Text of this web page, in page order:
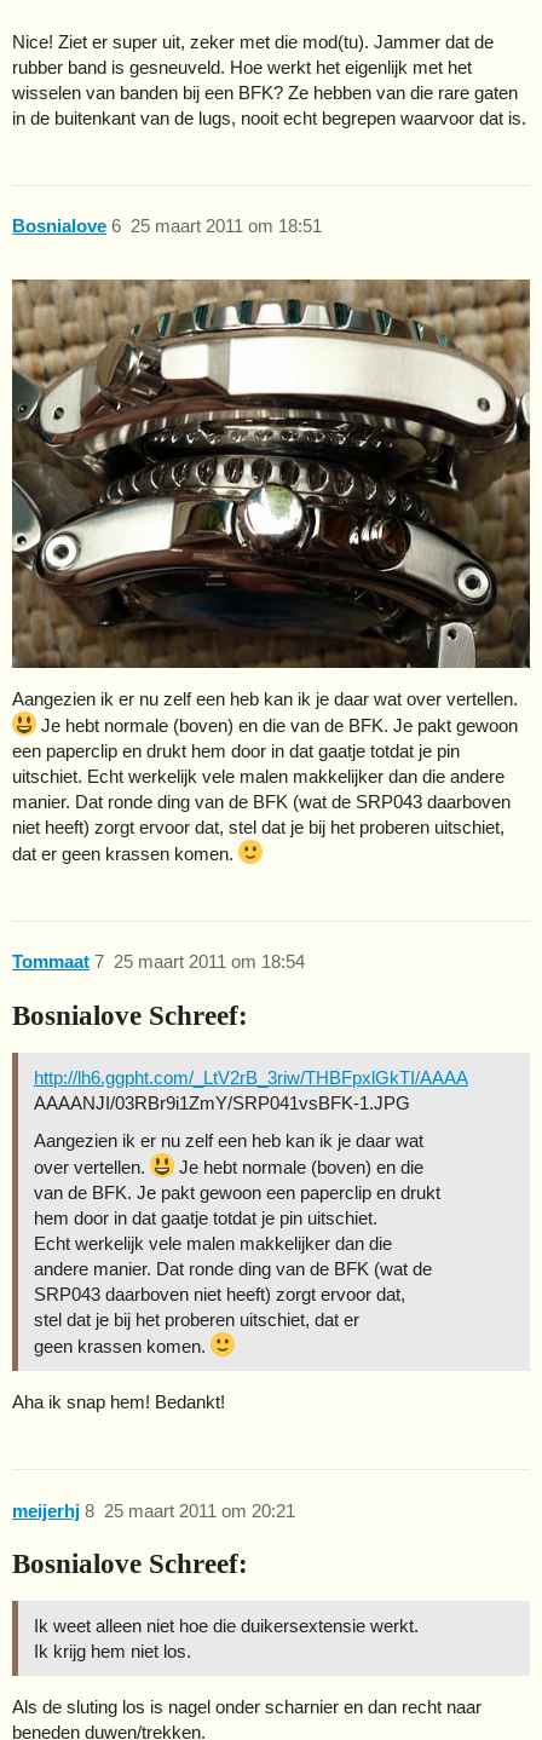
Nice! Ziet er super uit, zeker met die mod(tu). Jammer dat de
rubber band is gesneuveld. Hoe werkt het eigenlijk met het
wisselen van banden bij een BFK? Ze hebben van die rare gaten
in de buitenkant van de lugs, nooit echt begrepen waarvoor dat is.
Bosnialove 25 maart 2011 om 18:51
6
Aangezien ik er nu zelf een heb kan ik je daar wat over vertellen.
Je hebt normale (boven) en die van de BFK. Je pakt gewoon
een paperclip en drukt hem door in dat gaatje totdat je pin
uitschiet. Echt werkelijk vele malen makkelijker dan die andere
manier. Dat ronde ding van de BFK (wat de SRP043 daarboven
niet heeft) zorgt ervoor dat, stel dat je bij het proberen uitschiet,
dat er geen krassen komen.
Tommaat 25 maart 2011 om 18:54
7
Bosnialove Schreef:
http://lh6.ggpht.com/_LtV2rB_3riw/THBFpxlGkTI/AAAA
AAAANJI/03RBr9i1ZmY/SRP041vsBFK-1.JPG
Aangezien ik er nu zelf een heb kan ik je daar wat
over vertellen.
Je hebt normale (boven) en die
van de BFK. Je pakt gewoon een paperclip en drukt
hem door in dat gaatje totdat je pin uitschiet.
Echt werkelijk vele malen makkelijker dan die
andere manier. Dat ronde ding van de BFK (wat de
SRP043 daarboven niet heeft) zorgt ervoor dat,
stel dat je bij het proberen uitschiet, dat er
geen krassen komen.
Aha ik snap hem! Bedankt!
meijerhj 25 maart 2011 om 20:21
8
Bosnialove Schreef:
Ik weet alleen niet hoe die duikersextensie werkt.
Ik krijg hem niet los.
Als de sluting los is nagel onder scharnier en dan recht naar
beneden duwen/trekken.